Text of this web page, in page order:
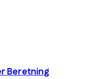
Beretning